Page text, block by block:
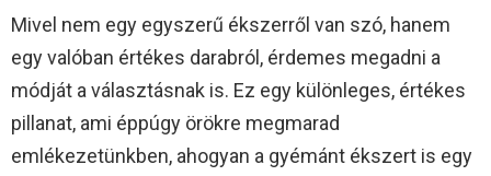
Mivel nem egy egyszerű ékszerről van szó, hanem
egy valóban értékes darabról, érdemes megadni a
módját a választásnak is. Ez egy különleges, értékes
pillanat, ami éppúgy örökre megmarad
emlékezetünkben, ahogyan a gyémánt ékszert is egy